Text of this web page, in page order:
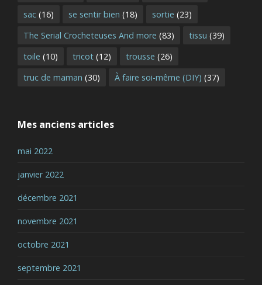
sac (16) se sentir bien (18) sortie (23)
The Serial Crocheteuses And more (83) tissu (39)
toile (10) tricot (12) trousse (26)
truc de maman (30) À faire soi-même (DIY) (37)
Mes anciens articles
mai 2022
janvier 2022
décembre 2021
novembre 2021
octobre 2021
septembre 2021